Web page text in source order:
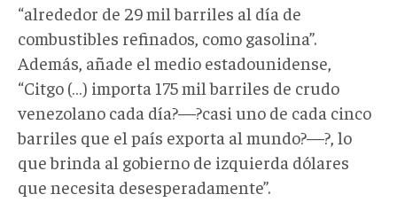
“alrededor de 29 mil barriles al día de
combustibles refinados, como gasolina”.
Además, añade el medio estadounidense,
“Citgo (…) importa 175 mil barriles de crudo
venezolano cada día?—?casi uno de cada cinco
barriles que el país exporta al mundo?—?, lo
que brinda al gobierno de izquierda dólares
que necesita desesperadamente”.